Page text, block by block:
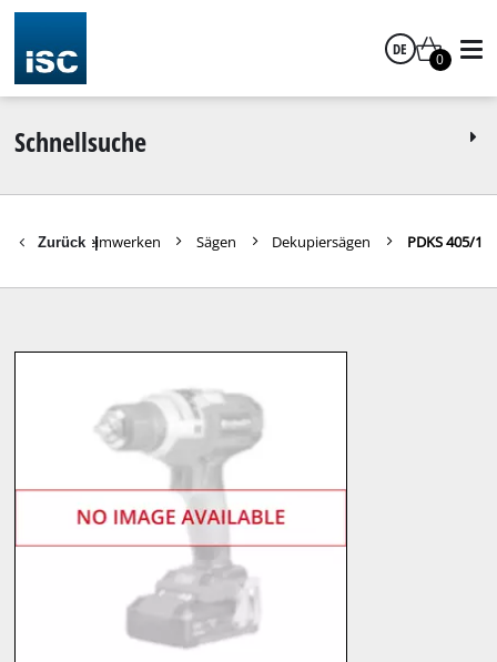
DE
0
Schnellsuche
Zurück |
Ersatzteile Heimwerken Sägen Dekupiersägen PDKS 405/1